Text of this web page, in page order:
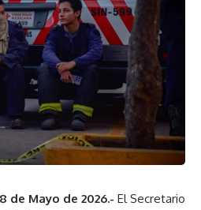
de Mayo de 2026.- El Secretario